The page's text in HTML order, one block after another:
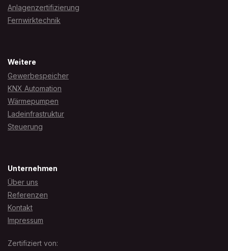
Anlagenzertifizierung
Fernwirktechnik
Weitere
Gewerbespeicher
KNX Automation
Wärmepumpen
Ladeinfrastruktur
Steuerung
Unternehmen
Über uns
Referenzen
Kontakt
Impressum
Zertifiziert von: